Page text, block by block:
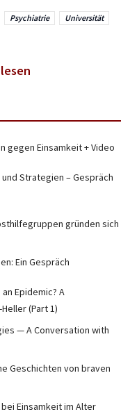
Psychiatrie
Universität
gegen Einsamkeit + Video
Strategien – Gespräch
gründen sich
Ein Gespräch
Epidemic? A
(Part 1)
— A Conversation with
Geschichten von braven
Einsamkeit im Alter